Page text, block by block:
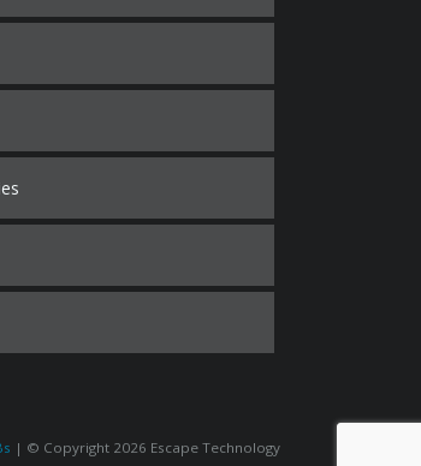
| © Copyright 2026 Escape Technology